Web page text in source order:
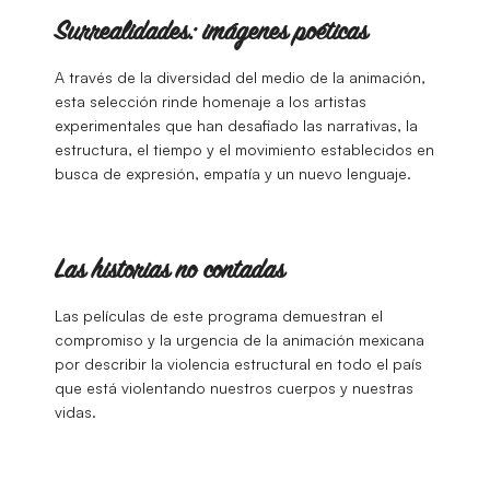
Surrealidades: imágenes poéticas
A través de la diversidad del medio de la animación,
esta selección rinde homenaje a los artistas
experimentales que han desafiado las narrativas, la
estructura, el tiempo y el movimiento establecidos en
busca de expresión, empatía y un nuevo lenguaje.
Las historias no contadas
Las películas de este programa demuestran el
compromiso y la urgencia de la animación mexicana
por describir la violencia estructural en todo el país
que está violentando nuestros cuerpos y nuestras
vidas.